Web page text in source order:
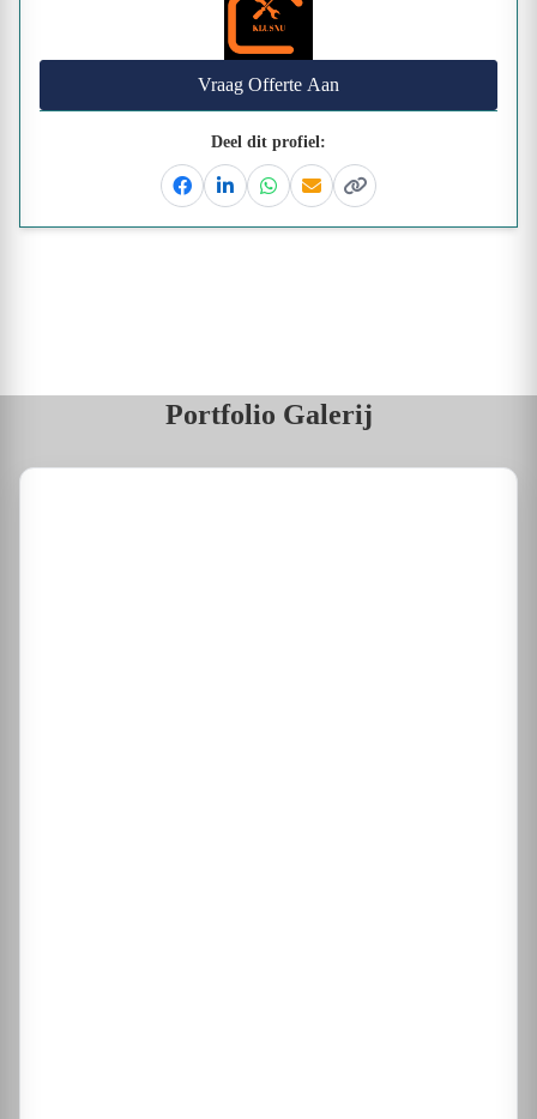
Vraag Offerte Aan
Deel dit profiel:
FacebookLinkedinWhatsapp
EmailKopieer link
Portfolio Galerij